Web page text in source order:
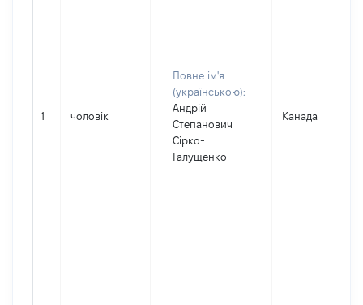
1 чоловік
Повне ім'я
(українською):
Андрій
Степанович
Сірко-
Галущенко
Канада